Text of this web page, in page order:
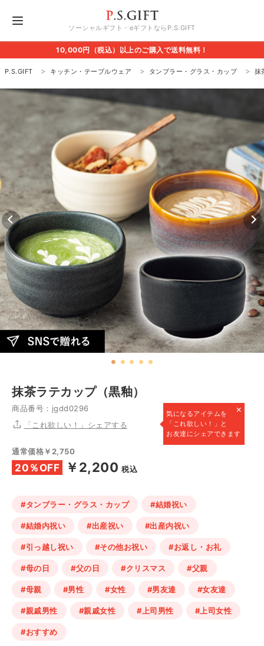
ソーシャルギフト・eギフトならP.S.GIFT
10,000円（税込）以上のご購入で送料無料！
P.S.GIFT キッチン・テーブルウェア タンブラー・グラス・カップ 抹
抹茶ラテカップ（黒釉）
商品番号：jgdd0296 ×
気になるアイテムを
「これ欲しい！」と
お友達にシェアできます
「これ欲しい！」シェアする
通常価格￥2,750
20％OFF ￥2,200 税込
#タンブラー・グラス・カップ #結婚祝い
#結婚内祝い #出産祝い #出産内祝い
#引っ越し祝い #その他お祝い #お返し・お礼
#母の日 #父の日 #クリスマス #父親
#母親 #男性 #女性 #男友達 #女友達
#親戚男性 #親戚女性 #上司男性 #上司女性
#おすすめ